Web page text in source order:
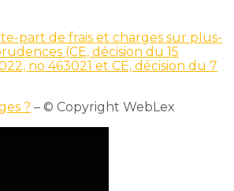
part de frais et charges sur plus-
(CE, décision du 15
no 463021 et CE, décision du 7
? – © Copyright WebLex